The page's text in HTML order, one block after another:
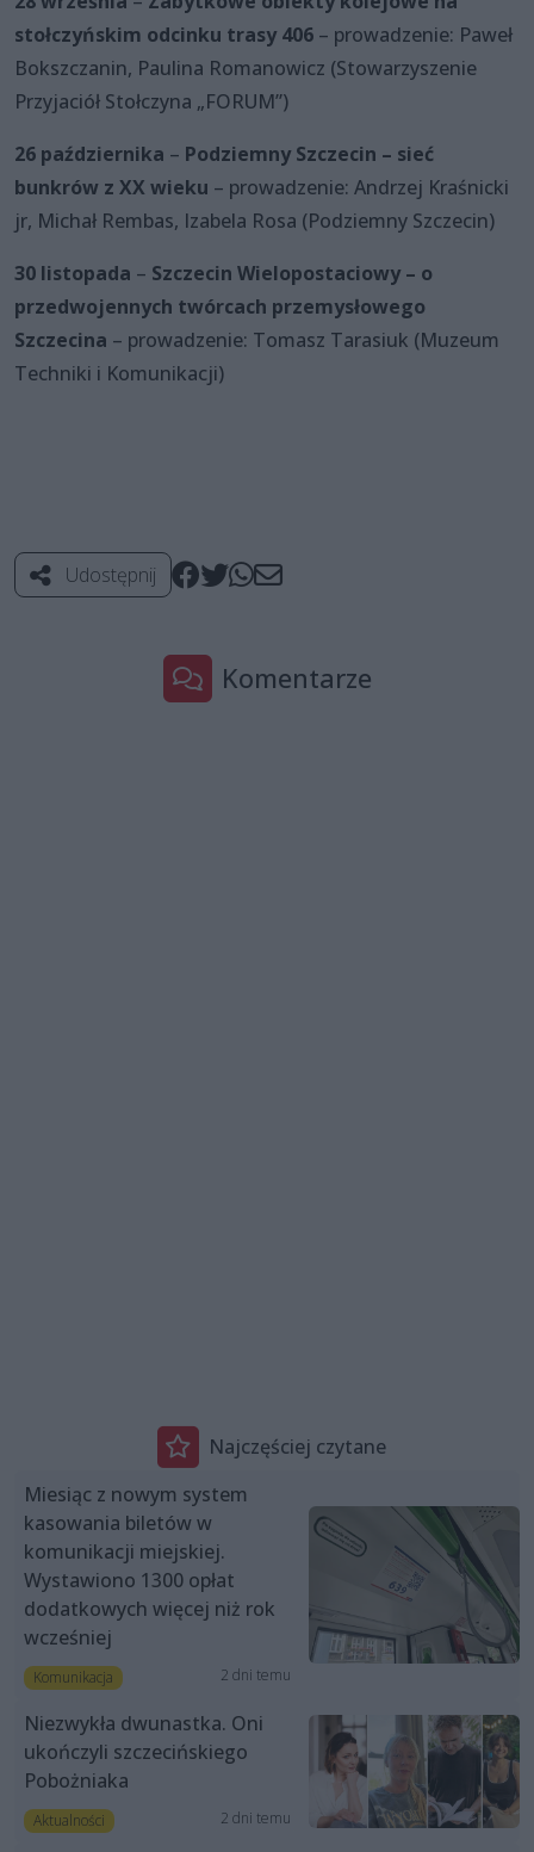
stołczyńskim odcinku trasy 406 – prowadzenie: Paweł
Bokszczanin, Paulina Romanowicz (Stowarzyszenie
Przyjaciół Stołczyna „FORUM”)
26 października – Podziemny Szczecin – sieć
bunkrów z XX wieku – prowadzenie: Andrzej Kraśnicki
jr, Michał Rembas, Izabela Rosa (Podziemny Szczecin)
30 listopada – Szczecin Wielopostaciowy – o
przedwojennych twórcach przemysłowego
Szczecina – prowadzenie: Tomasz Tarasiuk (Muzeum
Techniki i Komunikacji)
Udostępnij
Komentarze
Najczęściej czytane
Miesiąc z nowym system
kasowania biletów w
komunikacji miejskiej.
Wystawiono 1300 opłat
dodatkowych więcej niż rok
wcześniej
Komunikacja 2 dni temu
Niezwykła dwunastka. Oni
ukończyli szczecińskiego
Pobożniaka
Aktualności 2 dni temu